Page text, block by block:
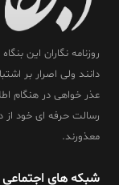
روزنامه نگاران این
دانند ولی اصرار بر
عذر خواهی در هنگام
رسالت حرفه ای خود از
معذورند.
شبکه های اجتماعی